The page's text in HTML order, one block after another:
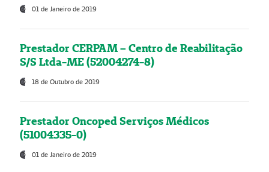
01 de Janeiro de 2019
Prestador CERPAM – Centro de Reabilitação
S/S Ltda-ME (52004274-8)
18 de Outubro de 2019
Prestador Oncoped Serviços Médicos
(51004335-0)
01 de Janeiro de 2019